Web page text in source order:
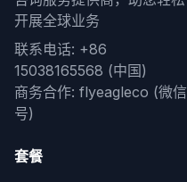
开展全球业务
联系电话: +86
15038165568 (中国)
商务合作: flyeagleco (微信
号)
套餐